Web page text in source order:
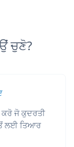
ਚੁਣੋ?
ਜੋ ਕੁਦਰਤੀ
ਲਈ ਤਿਆਰ